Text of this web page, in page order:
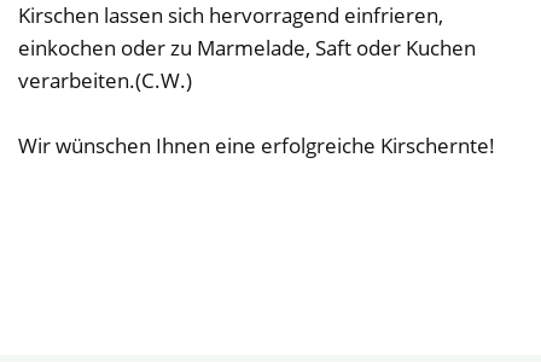
Kirschen lassen sich hervorragend einfrieren,
einkochen oder zu Marmelade, Saft oder Kuchen
verarbeiten.(C.W.)
Wir wünschen Ihnen eine erfolgreiche Kirschernte!